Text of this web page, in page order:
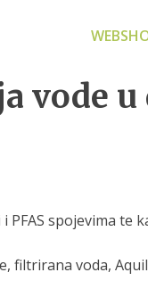
vode u
spojevima te
filtrirana voda,
Proizvodi